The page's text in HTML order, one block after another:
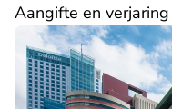
Aangifte en verjaring